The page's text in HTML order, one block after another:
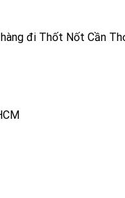
đi Thốt Nốt Cần